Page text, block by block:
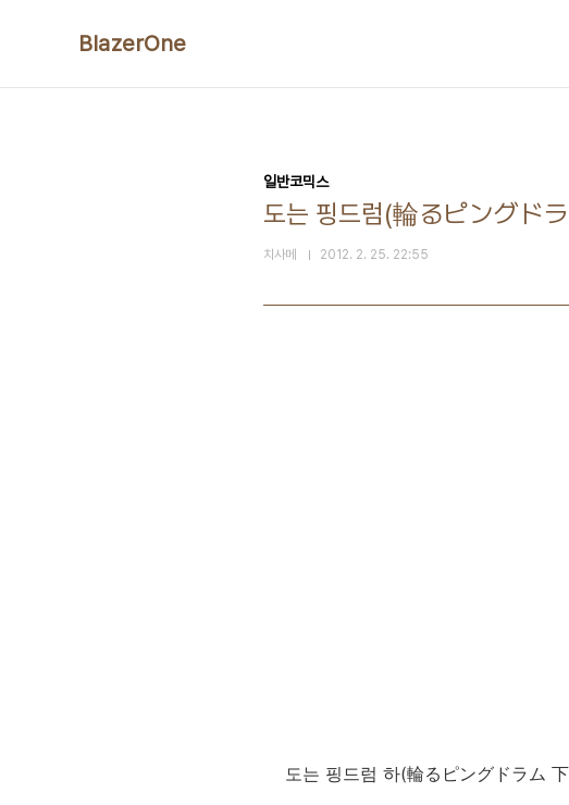
BlazerOne
일반코믹스
도는 핑드럼(輪るピングド
치사메 2012. 2. 25. 22:55
도는 핑드럼 하(輪るピングドラム